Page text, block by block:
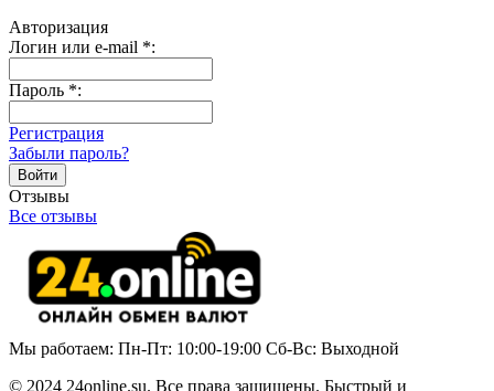
Авторизация
Логин или e-mail *:
Пароль *:
Регистрация
Забыли пароль?
Отзывы
Все отзывы
Мы работаем: Пн-Пт: 10:00-19:00 Сб-Вс: Выходной
© 2024 24online.su. Все права защищены. Быстрый и